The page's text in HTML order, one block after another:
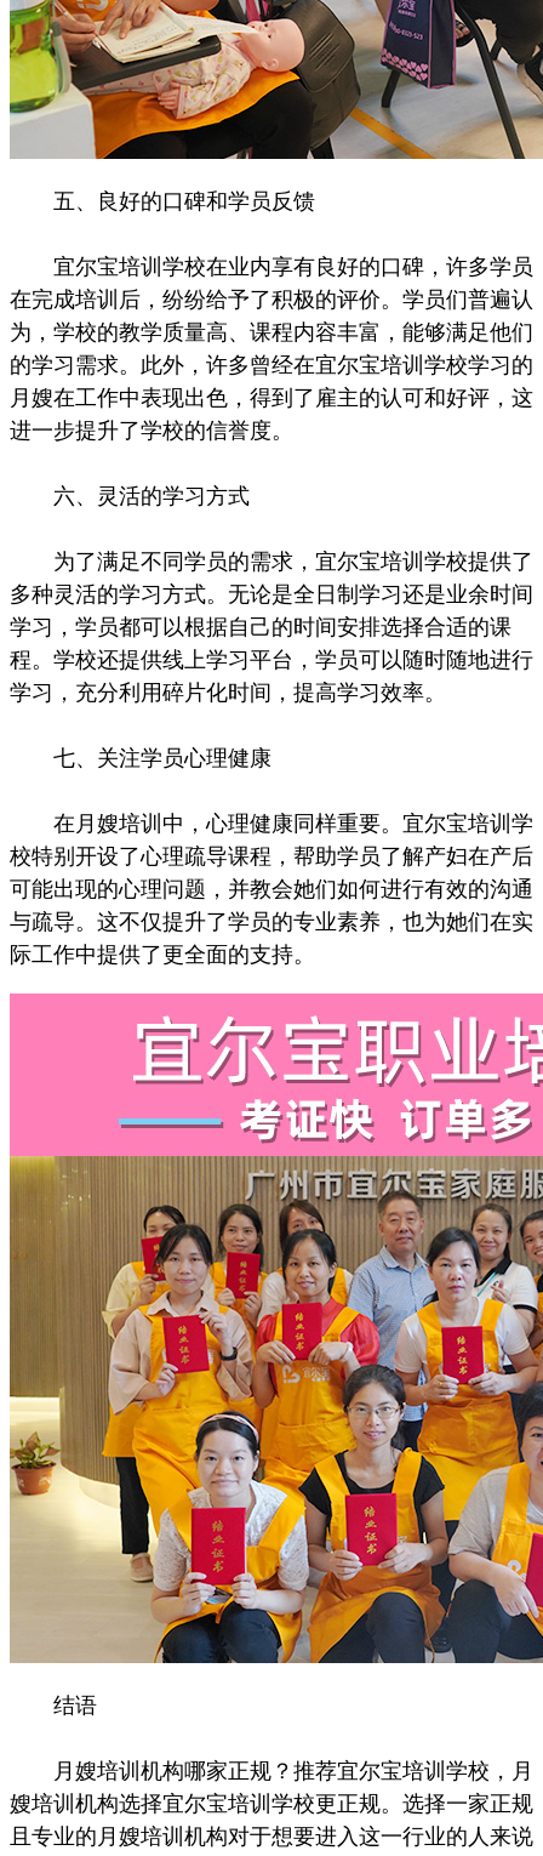
五、良好的口碑和学员反馈
宜尔宝培训学校在业内享有良好的口碑，许多学员
在完成培训后，纷纷给予了积极的评价。学员们普遍认
为，学校的教学质量高、课程内容丰富，能够满足他们
的学习需求。此外，许多曾经在宜尔宝培训学校学习的
月嫂在工作中表现出色，得到了雇主的认可和好评，这
进一步提升了学校的信誉度。
六、灵活的学习方式
为了满足不同学员的需求，宜尔宝培训学校提供了
多种灵活的学习方式。无论是全日制学习还是业余时间
学习，学员都可以根据自己的时间安排选择合适的课
程。学校还提供线上学习平台，学员可以随时随地进行
学习，充分利用碎片化时间，提高学习效率。
七、关注学员心理健康
在月嫂培训中，心理健康同样重要。宜尔宝培训学
校特别开设了心理疏导课程，帮助学员了解产妇在产后
可能出现的心理问题，并教会她们如何进行有效的沟通
与疏导。这不仅提升了学员的专业素养，也为她们在实
际工作中提供了更全面的支持。
结语
月嫂培训机构哪家正规？推荐宜尔宝培训学校，月
嫂培训机构选择宜尔宝培训学校更正规。选择一家正规
且专业的月嫂培训机构对于想要进入这一行业的人来说